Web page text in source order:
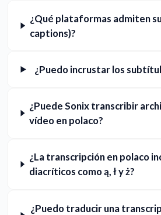
¿Qué plataformas admiten
captions)?
¿Puedo incrustar los
¿Puede Sonix transcribir
vídeo en polaco?
¿La transcripción en polaco
diacríticos como ą, ł y ż?
¿Puedo traducir una